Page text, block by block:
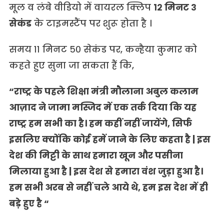
मूल व लंबे वीडियो में वायरल क्लिप १२ मिनट ३
सेकंडके टाइमस्टैंप पर शुरू होता है ।
समय ११ मिनट ५० सेकंड पर, कन्हैया कुमार को
कहते हुए सुना जा सकता हैं कि,
“राष्ट्र के पहले शिक्षा मंत्री मौलाना अबुल कलाम
आज़ाद ने जामा मस्जिद में एक तर्क दिया कि यह
राष्ट्र हम सभी का है। हम कहीं नहीं जायेंगे, सिर्फ
इसलिए क्योंकि कोई हमें जाने के लिए कहता है | इस
देश की मिट्टी के साथ हमारा खून और पसीना
मिलाया हुआ है | इस देश से हमारा वंश जुड़ा हुआ है।
हम सभी अरब से नहीं चले आये थे, हम इस देश में ही
बड़े हुए है “